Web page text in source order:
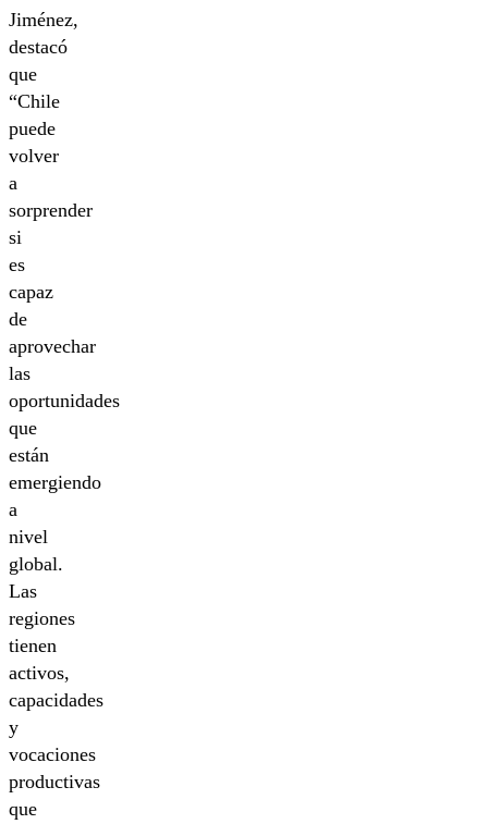
Jiménez,
destacó
que
“Chile
puede
volver
a
sorprender
si
es
capaz
de
aprovechar
las
oportunidades
que
están
emergiendo
a
nivel
global.
Las
regiones
tienen
activos,
capacidades
y
vocaciones
productivas
que